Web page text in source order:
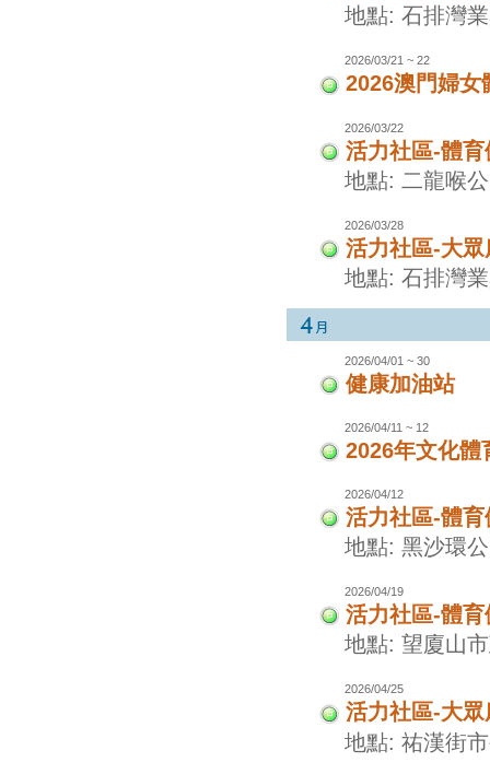
地點: 石排灣
2026/03/21 ~ 22
2026澳門婦女
2026/03/22
活力社區-體
地點: 二龍喉
2026/03/28
活力社區-大眾
地點: 石排灣
2026/04/01 ~ 30
健康加油站
2026/04/11 ~ 12
2026年文化體
2026/04/12
活力社區-體
地點: 黑沙環
2026/04/19
活力社區-體
地點: 望廈山
2026/04/25
活力社區-大眾
地點: 祐漢街